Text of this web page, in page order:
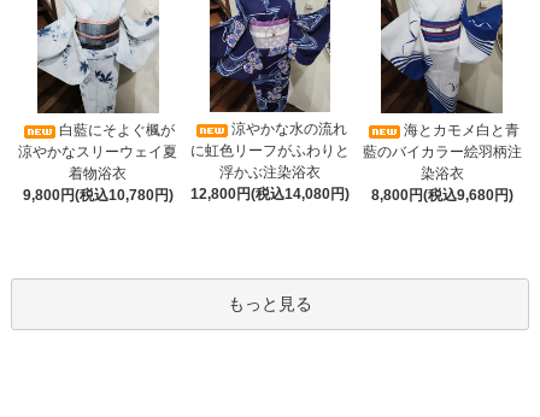
白藍にそよぐ楓が
涼やかなスリーウェイ夏
着物浴衣
9,800円(税込10,780円)
涼やかな水の流れ
に虹色リーフがふわりと
浮かぶ注染浴衣
12,800円(税込14,080円)
海とカモメ白と青
藍のバイカラー絵羽柄注
染浴衣
8,800円(税込9,680円)
もっと見る